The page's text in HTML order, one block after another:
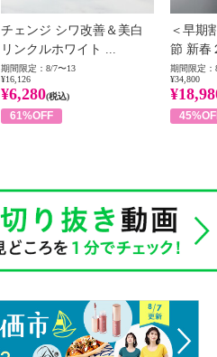
チェンジ シワ改善＆美白
リンクルホワイト ...
期間限定：8/7〜13
¥16,126
¥6,280(税込)
61%OFF
＜早期
節 新春
期間限定：
¥34,800